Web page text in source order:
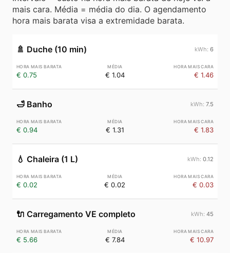
mais cara. Média = média do dia. O agendamento
hora mais barata visa a extremidade barata.
🚿 Duche (10 min) 6
€ 0.75 € 1.04 € 1.46
🛁 Banho 7.5
€ 0.94 € 1.31 € 1.83
💧 Chaleira (1 L) 0.12
€ 0.02 € 0.02 € 0.03
🔌 Carregamento VE completo 45
€ 5.66 € 7.84 € 10.97